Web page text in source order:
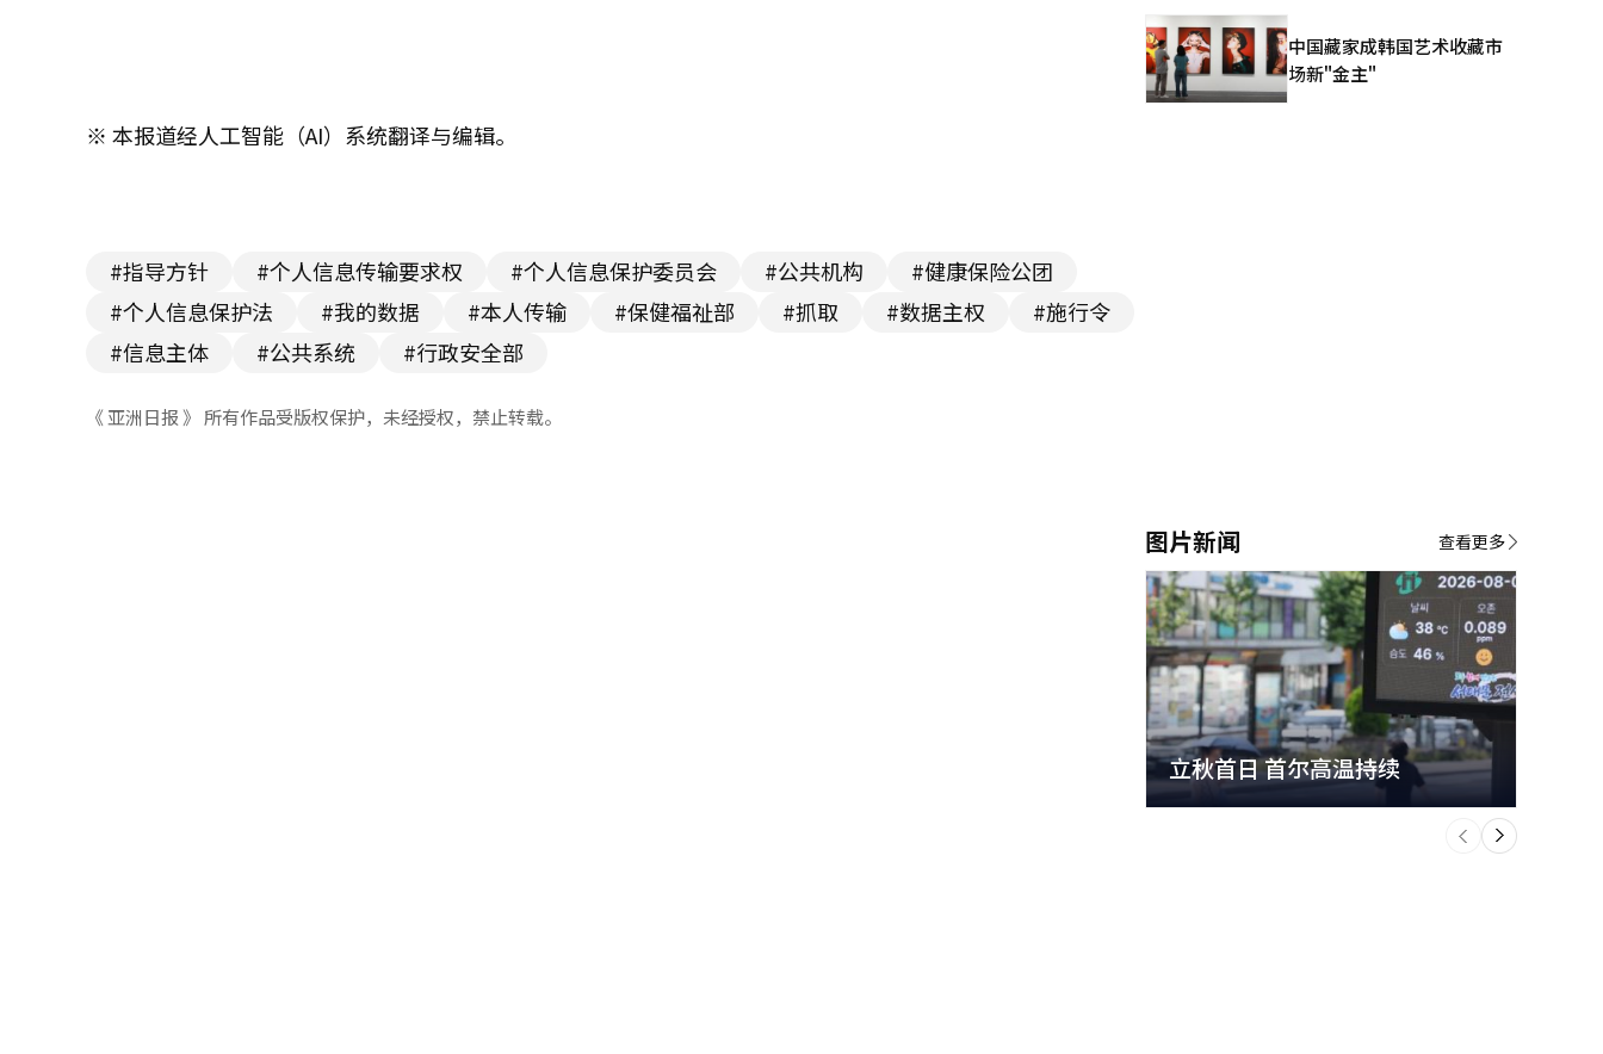
※ 本报道经人工智能（AI）系统翻译与编辑。
#指导方针 #个人信息传输要求权 #个人信息保护委员会 #公共机构
#健康保险公团
#个人信息保护法
#我的数据 #本人传输 #保健福祉部 #抓取 #数据主权
#施行令
#信息主体
#公共系统 #行政安全部
《 亚洲日报 》 所有作品受版权保护，未经授权，禁止转载。
中国藏家成韩国艺术收藏市
场新"金主"
图片新闻
立秋首日 首尔高温持续
下
一
个
查看更多